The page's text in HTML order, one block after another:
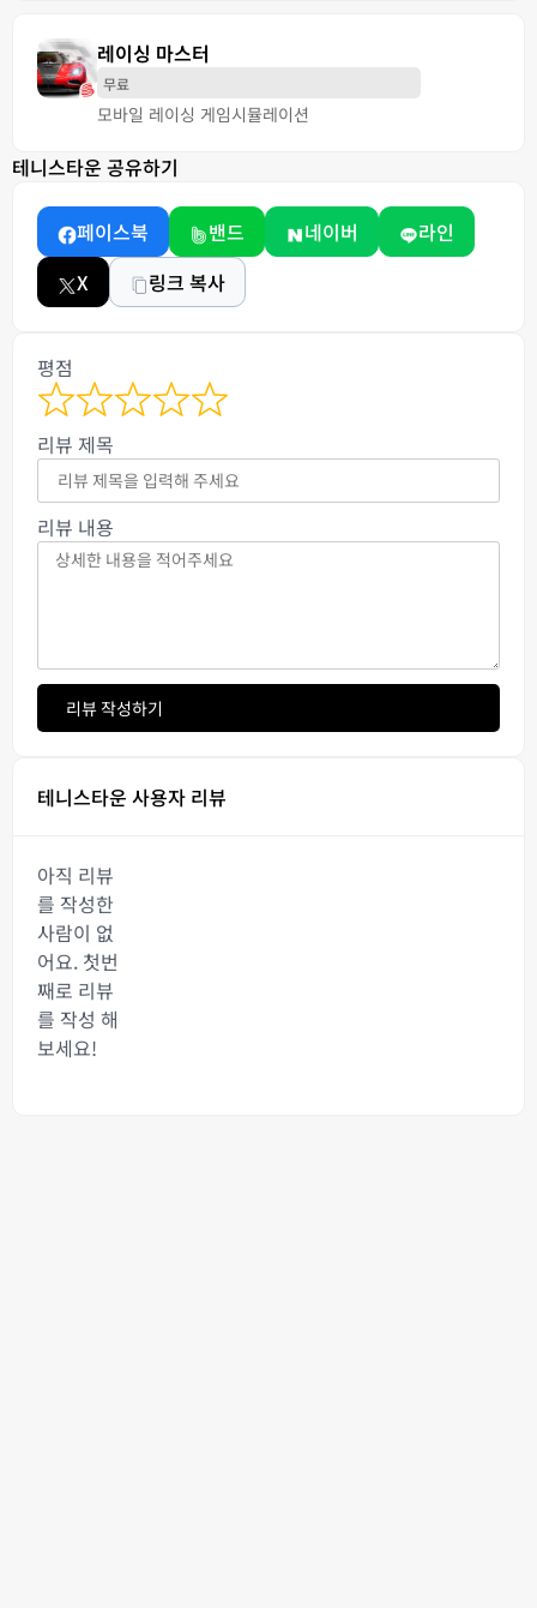
레이싱 마스터
무료
모바일 레이싱 게임시뮬레이션
테니스타운 공유하기
페이스북 밴드 네이버
라인
X
링크 복사
평점
리뷰 제목
리뷰 내용
리뷰 작성하기
테니스타운 사용자 리뷰
아직 리뷰
를 작성한
사람이 없
어요. 첫번
째로 리뷰
를 작성 해
보세요!